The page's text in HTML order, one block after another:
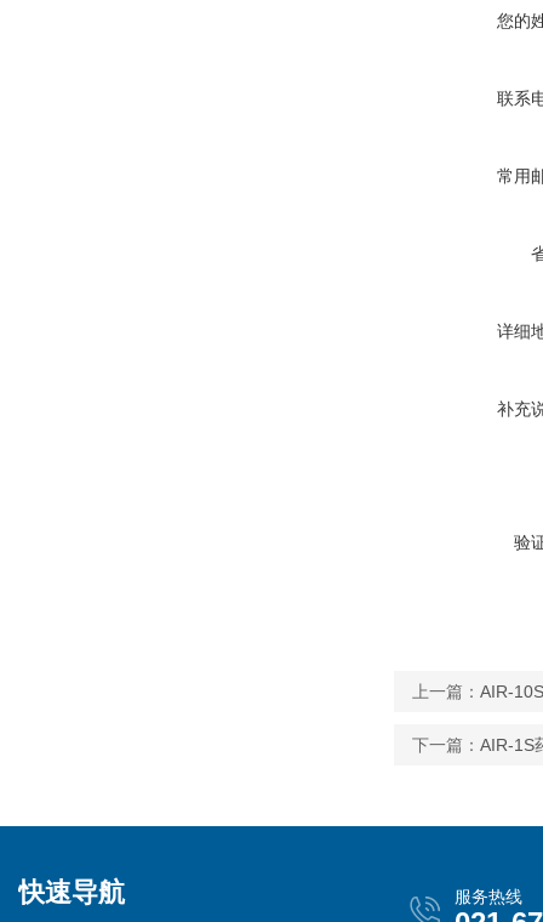
您的
联系
常用
详细
补充
验
上一篇： AIR-
下一篇： AIR-1S
快速导航 服务热线